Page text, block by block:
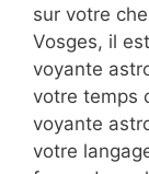
sur votre
Vosges, il
voyante
votre temps
voyante
votre